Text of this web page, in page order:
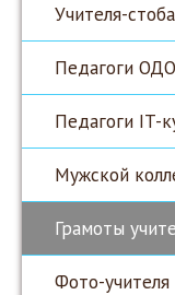
Учителя-
Педагоги
Педагоги IT-
Мужской
Грамоты
Фото-учителя